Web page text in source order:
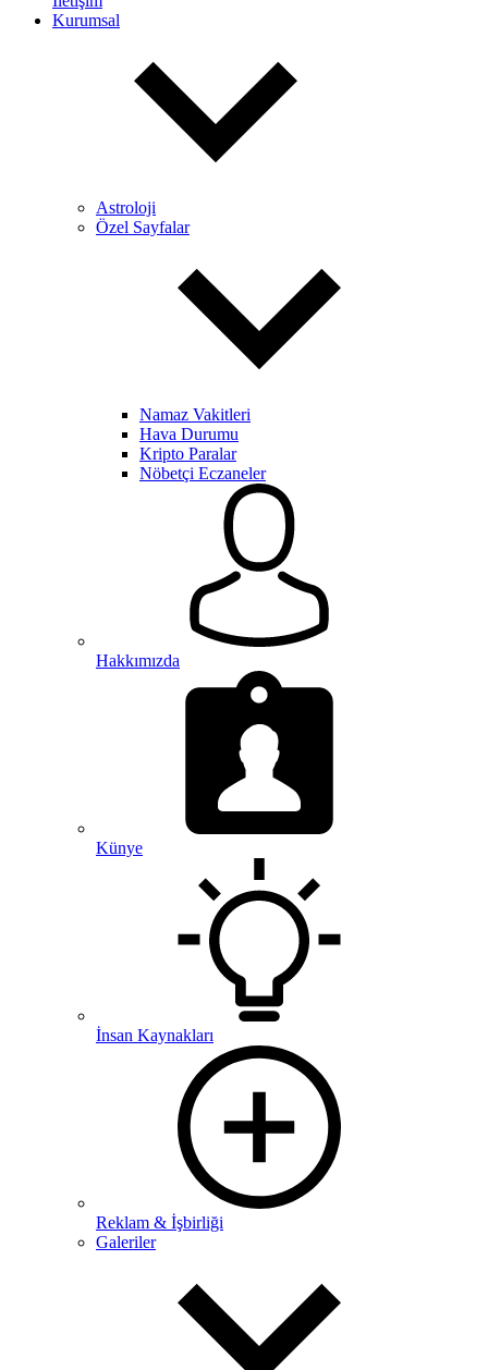
Kurumsal
Astroloji
Özel Sayfalar
Namaz Vakitleri
Hava Durumu
Kripto Paralar
Nöbetçi Eczaneler
Hakkımızda
Künye
İnsan Kaynakları
Reklam & İşbirliği
Galeriler